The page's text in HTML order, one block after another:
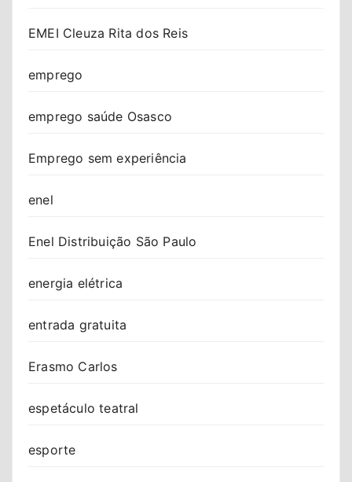
EMEI Cleuza Rita dos Reis
emprego
emprego saúde Osasco
Emprego sem experiência
enel
Enel Distribuição São Paulo
energia elétrica
entrada gratuita
Erasmo Carlos
espetáculo teatral
esporte